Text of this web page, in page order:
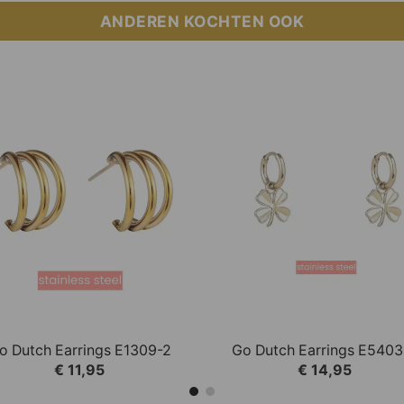
ANDEREN KOCHTEN OOK
option can be selected on the product page.
product has multiple variations. This option can be
QUICK VIEW
Dutch Earrings E1309-2
€ 11,95
This product has
QUICK VIEW
Go Dutch Earrings
€ 14,95